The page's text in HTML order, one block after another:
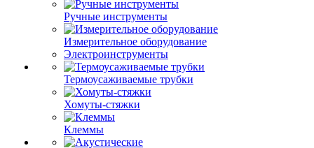
Ручные инструменты
Измерительное оборудование
Электроинструменты
Термоусаживаемые трубки
Хомуты-стяжки
Клеммы